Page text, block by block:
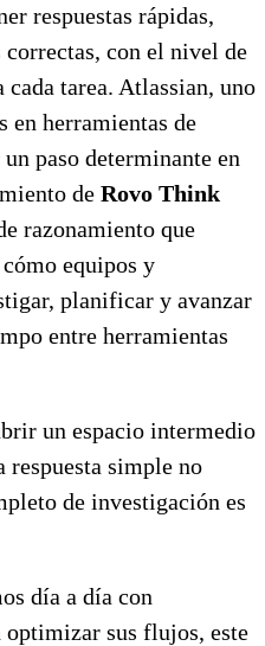
respuestas rápidas,
correctas, con el nivel de
tarea. Atlassian, uno
en herramientas de
paso determinante en
de Rovo Think
razonamiento que
equipos y
planificar y avanzar
entre herramientas
un espacio intermedio
respuesta simple no
de investigación es
día a día con
optimizar sus flujos, este